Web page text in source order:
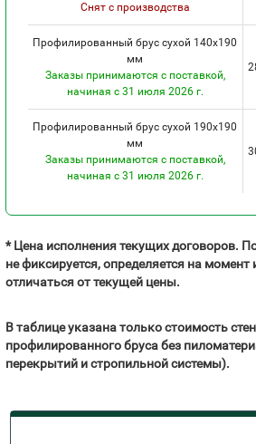
Снят с производства
Профилированный брус сухой 140х190
мм
Заказы принимаются с поставкой,
начиная с 31 июля 2026 г.
Профилированный брус сухой 190х190
мм
Заказы принимаются с поставкой,
начиная с 31 июля 2026 г.
* Цена исполнения текущих договоров.
не фиксируется, определяется на
отличаться от текущей цены.
В таблице указана только стоимость
профилированного бруса без
перекрытий и стропильной системы).